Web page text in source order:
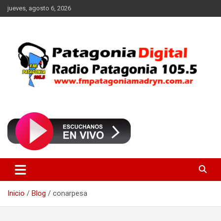
Saltar
al
jueves, agosto 6, 2026
FM Patagonia Madryn
Inicio Blog conarpesa